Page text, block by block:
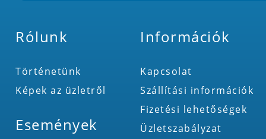
Rólunk
Történetünk
Képek az üzletről
Események
Információk
Kapcsolat
Szállítási információk
Fizetési lehetőségek
Üzletszabályzat